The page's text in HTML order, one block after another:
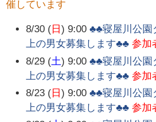
催しています
8/30 ( 日) 9:00 ♣♣寝屋川公園
上の男女募集します♣♣ 参加
8/29 (土) 9:00 ♣♣寝屋川公園
上の男女募集します♣♣ 参加
8/23 ( 日) 9:00 ♣♣寝屋川公園
上の男女募集します♣♣ 参加